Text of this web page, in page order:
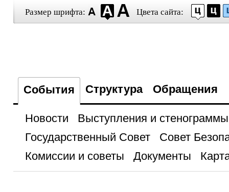
Размер шрифта: Цвета сайта:
События Структура Обращения
Новости
Выступления и стенограммы
Государственный Совет
Совет
Комиссии и советы
Документы